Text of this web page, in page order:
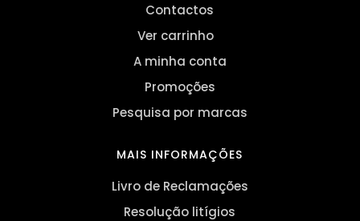
Contactos
Ver carrinho
A minha conta
Promoções
Pesquisa por marcas
MAIS INFORMAÇÕES
Livro de Reclamações
Resolução litígios